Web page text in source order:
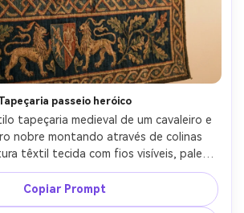
passeio heróico
tapeçaria medieval de um cavaleiro e
nobre montando através de colinas
têxtil tecida com fios visíveis, paleta
limitada, cavalos estilizados e
de borda decorativas com motivos
de livro de histórias como uma
Copiar Prompt